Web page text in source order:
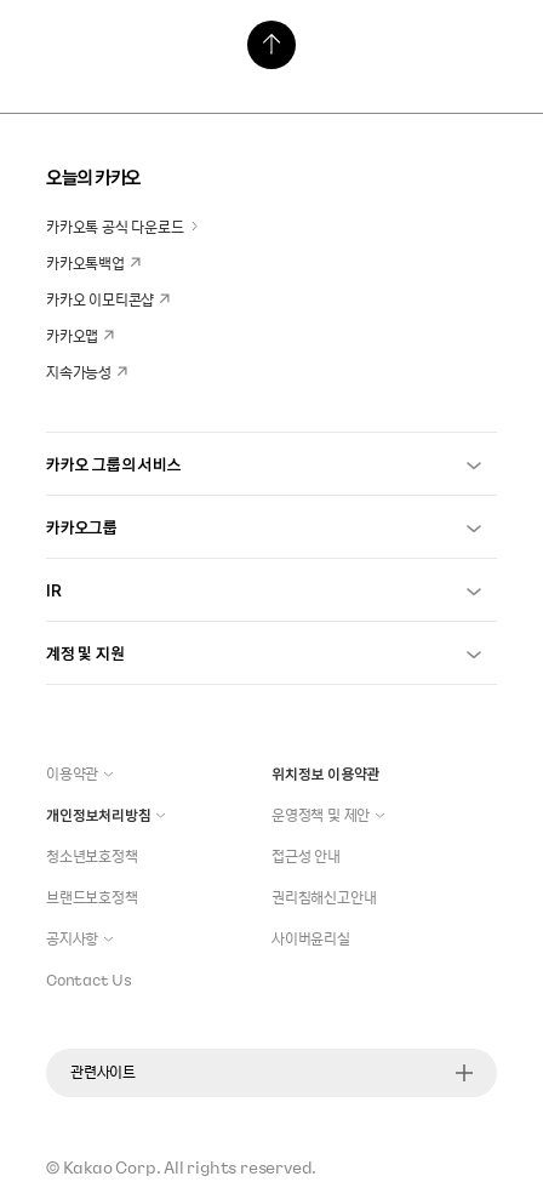
오늘의 카카오
카카오톡 공식 다운로드
카카오톡백업
카카오 이모티콘샵
카카오맵
지속가능성
카카오 그룹의 서비스
카카오그룹
IR
계정 및 지원
이용약관
위치정보 이용약관
개인정보처리방침
운영정책 및 제안
청소년보호정책
접근성 안내
브랜드보호정책
권리침해신고안내
공지사항
사이버윤리실
Contact Us
관련사이트
© Kakao Corp.All rights reserved.